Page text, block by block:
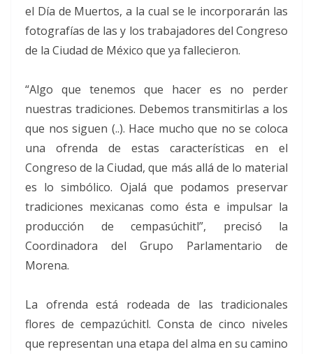
el Día de Muertos, a la cual se le incorporarán las
fotografías de las y los trabajadores del Congreso
de la Ciudad de México que ya fallecieron.
“Algo que tenemos que hacer es no perder
nuestras tradiciones. Debemos transmitirlas a los
que nos siguen (..). Hace mucho que no se coloca
una ofrenda de estas características en el
Congreso de la Ciudad, que más allá de lo material
es lo simbólico. Ojalá que podamos preservar
tradiciones mexicanas como ésta e impulsar la
producción de cempasúchitl”, precisó la
Coordinadora del Grupo Parlamentario de
Morena.
La ofrenda está rodeada de las tradicionales
flores de cempazúchitl. Consta de cinco niveles
que representan una etapa del alma en su camino